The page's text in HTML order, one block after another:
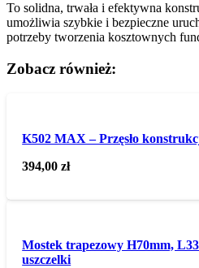
To solidna, trwała i efektywna
umożliwia szybkie i bezpieczne
potrzeby tworzenia kosztownych
Zobacz również:
K502 MAX – Przęsło
394,00zł
Mostek trapezowy H70mm,
uszczelki